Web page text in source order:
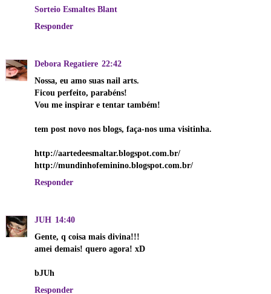
Sorteio Esmaltes Blant
Responder
Debora Regatiere 22:42
Nossa, eu amo suas nail arts.
Ficou perfeito, parabéns!
Vou me inspirar e tentar também!
tem post novo nos blogs, faça-nos uma visitinha.
http://aartedeesmaltar.blogspot.com.br/
http://mundinhofeminino.blogspot.com.br/
Responder
JUH 14:40
Gente, q coisa mais divina!!!
amei demais! quero agora! xD
bJUh
Responder